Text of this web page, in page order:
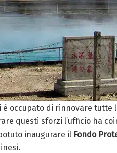
occupato di rinnovare
questi sforzi l’ufficio ha
inaugurare il Fondo